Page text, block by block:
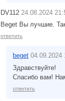
DV112 24.08.2024
Beget Вы лучшие.
ответить
beget 04.09.2024
Здравствуйте!
Спасибо вам!
ответить